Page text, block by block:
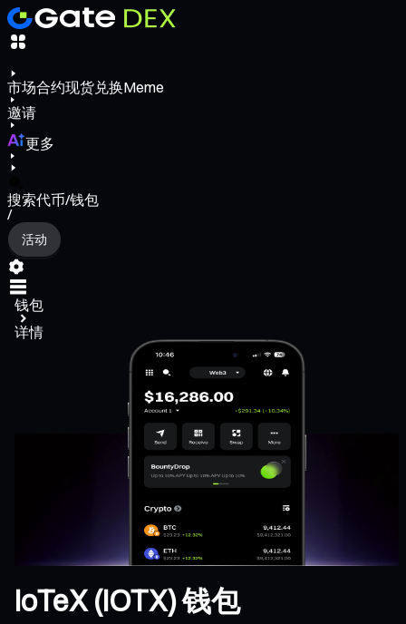
市场合约现货兑换Meme
邀请
更多
搜索代币/钱包
/
活动
钱包
详情
IoTeX (IOTX) 钱包